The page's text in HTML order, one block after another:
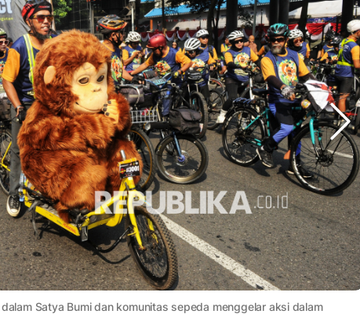
Satya Bumi dan komunitas sepeda menggelar aksi dalam